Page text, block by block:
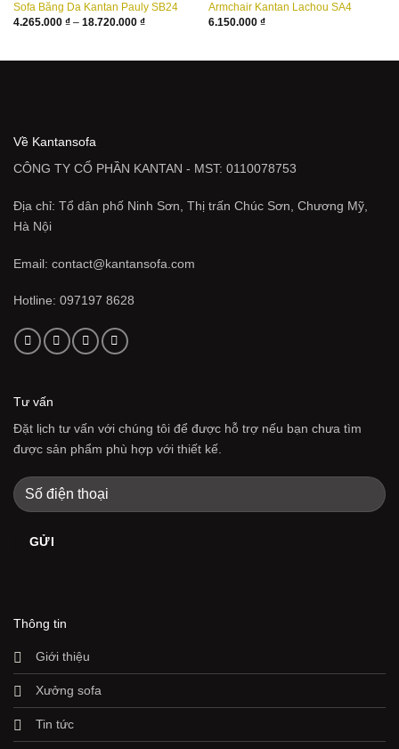
Sofa Băng Da Kantan Pauly SB24
4.265.000 ₫ – 18.720.000 ₫Khoảng
đến
Armchair Kantan Lachou SA4
6.150.000 ₫
Về Kantansofa
CÔNG TY CỔ PHẦN KANTAN - MST: 0110078753
Địa chỉ: Tổ dân phố Ninh Sơn, Thị trấn Chúc Sơn, Chương Mỹ,
Hà Nội
Email: contact@kantansofa.com
Hotline: 097197 8628
Thông tin
Giới thiệu
Xưởng sofa
Tin tức
Tư vấn
Đặt lịch tư vấn với chúng tôi để được hỗ trợ nếu bạn chưa tìm
được sản phẩm phù hợp với thiết kế.